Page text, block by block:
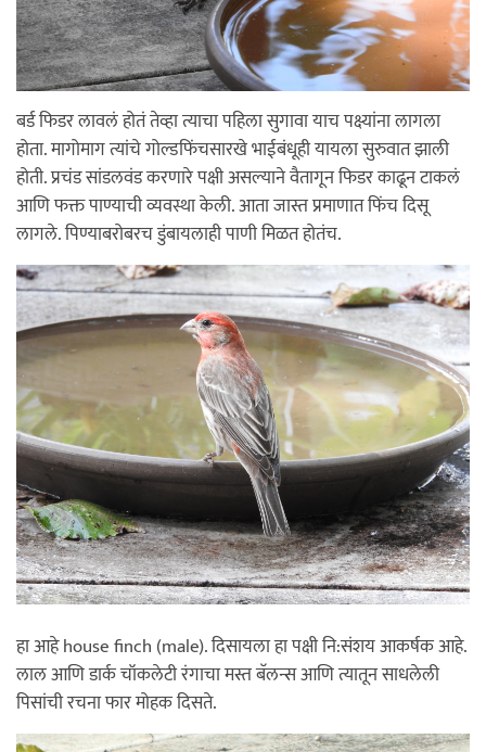
बर्ड फिडर लावलं होतं तेव्हा त्याचा पहिला सुगावा याच पक्ष्यांना लागला
होता. मागोमाग त्यांचे गोल्डफिंचसारखे भाईबंधूही यायला सुरुवात झाली
होती. प्रचंड सांडलवंड करणारे पक्षी असल्याने वैतागून फिडर काढून टाकलं
आणि फक्त पाण्याची व्यवस्था केली. आता जास्त प्रमाणात फिंच दिसू
लागले. पिण्याबरोबरच डुंबायलाही पाणी मिळत होतंच.
हा आहे house finch (male). दिसायला हा पक्षी नि:संशय आकर्षक आहे.
लाल आणि डार्क चॉकलेटी रंगाचा मस्त बॅलन्स आणि त्यातून साधलेली
पिसांची रचना फार मोहक दिसते.